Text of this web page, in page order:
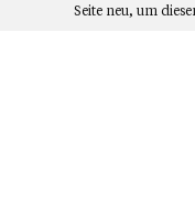
Seite neu, um